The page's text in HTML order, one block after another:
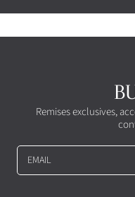
Remises exclusives,
EMAIL